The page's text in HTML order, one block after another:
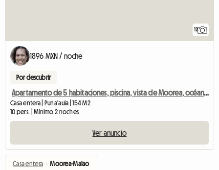
12
1896 MXN / noche
Por descubrir
Apartamento de 5 habitaciones, piscina, vista de Moorea, océano y lagunas.
Casa entera | Puna'auia | 154 M2
10 pers. | Mínimo 2 noches
Ver anuncio
Casa entera › Moorea-Maiao